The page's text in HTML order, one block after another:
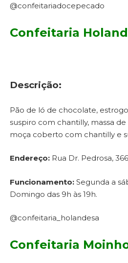
@confeitariadocepecado
Confeitaria
Descrição:
Pão de ló de chocolate,
suspiro com chantilly, massa
moça coberto com chantilly e
Endereço: Rua Dr. Pedrosa,
Funcionamento: Segunda a
Domingo das 9h às 19h.
@confeitaria_holandesa
Confeitaria